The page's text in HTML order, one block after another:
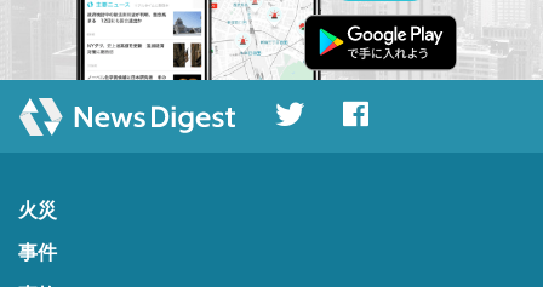
火災
事件